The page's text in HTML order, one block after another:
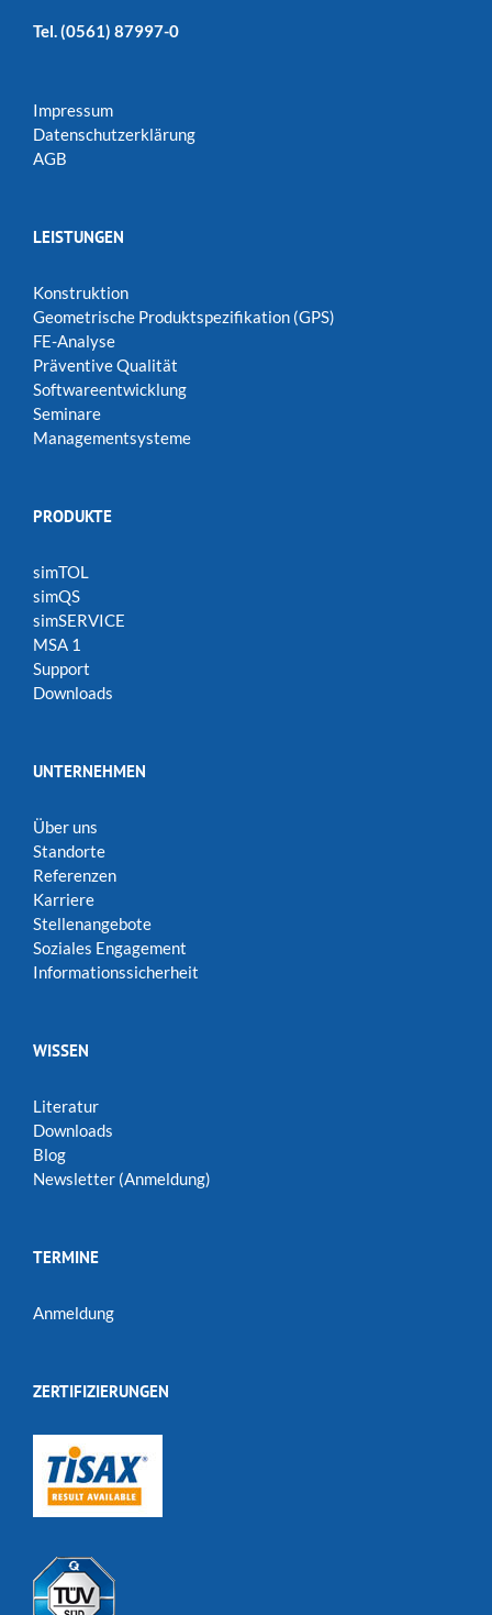
Tel. (0561) 87997-0
Impressum
Datenschutzerklärung
AGB
LEISTUNGEN
Konstruktion
Geometrische Produktspezifikation (GPS)
FE-Analyse
Präventive Qualität
Softwareentwicklung
Seminare
Managementsysteme
PRODUKTE
simTOL
simQS
simSERVICE
MSA 1
Support
Downloads
UNTERNEHMEN
Über uns
Standorte
Referenzen
Karriere
Stellenangebote
Soziales Engagement
Informationssicherheit
WISSEN
Literatur
Downloads
Blog
Newsletter (Anmeldung)
TERMINE
Anmeldung
ZERTIFIZIERUNGEN